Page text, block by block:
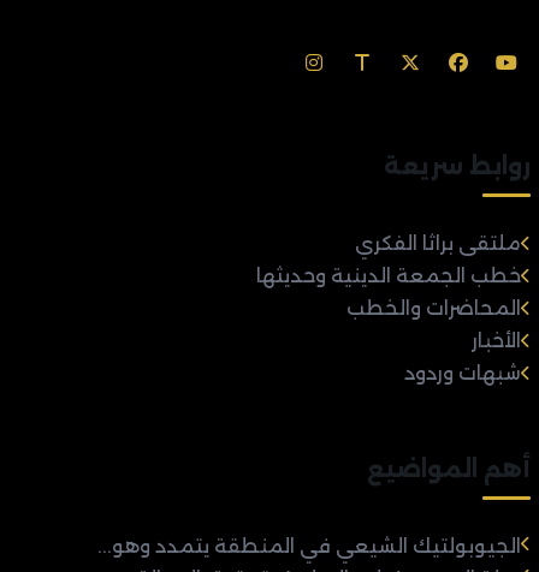
روابط سريعة
ملتقى براثا الفكري
خطب الجمعة الدينية وحديثها
المحاضرات والخطب
الأخبار
شبهات وردود
أهم المواضيع
الجيوبولتيك الشيعي في المنطقة يتمدد وهو...